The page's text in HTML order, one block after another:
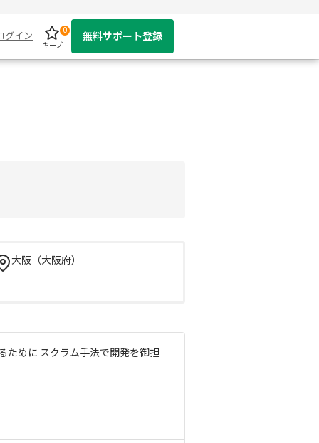
グイン
キープ
0
無料サポート登録
大阪（大阪府）
ために スクラム手法で開発を御担